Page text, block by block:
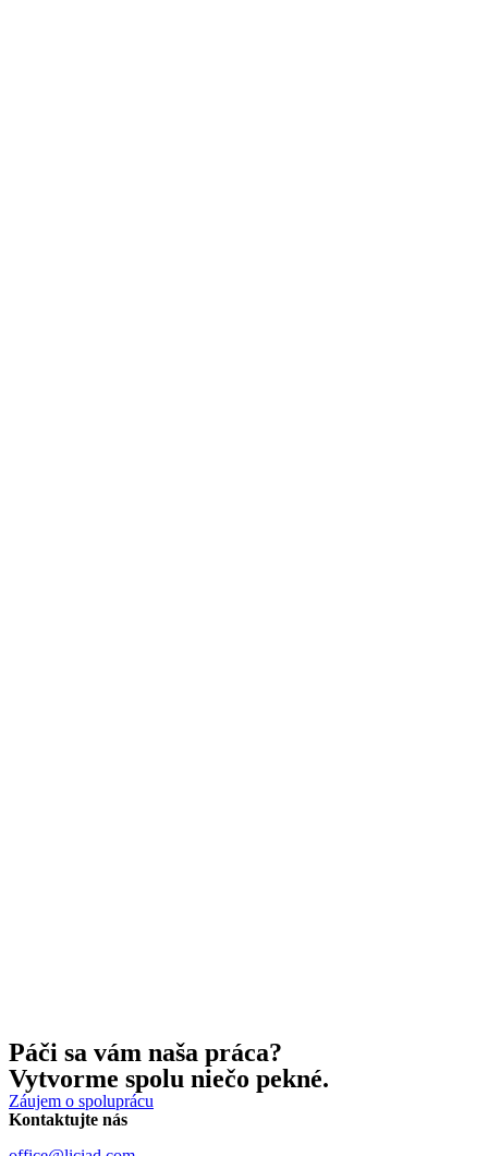
Páči sa vám naša práca?
Vytvorme spolu niečo pekné.
Záujem o spoluprácu
Kontaktujte nás